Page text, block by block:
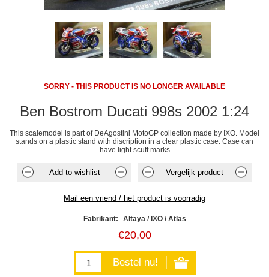
SORRY - THIS PRODUCT IS NO LONGER AVAILABLE
Ben Bostrom Ducati 998s 2002 1:24
This scalemodel is part of DeAgostini MotoGP collection made by IXO. Model
stands on a plastic stand with discription in a clear plastic case. Case can
have light scuff marks
Fabrikant: Altaya / IXO / Atlas
€20,00